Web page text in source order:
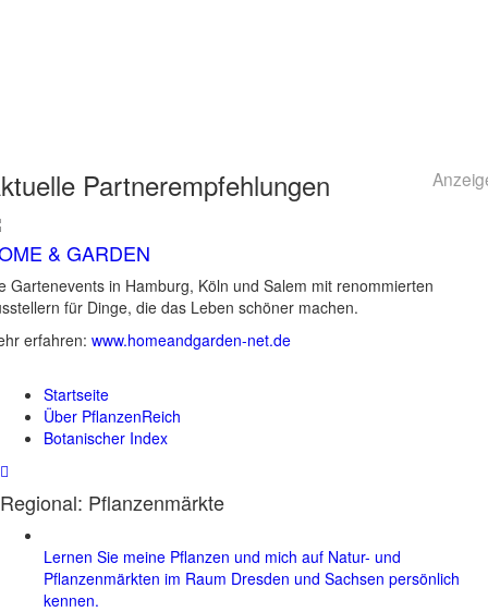
Partnerempfehlungen
& GARDEN
Gartenevents in Hamburg, Köln und Salem mit renommierten
für Dinge, die das Leben schöner machen.
erfahren: www.homeandgarden-net.de
Startseite
Über PflanzenReich
Botanischer Index
Regional: Pflanzenmärkte
Lernen Sie meine Pflanzen und mich auf Natur- und
Pflanzenmärkten im Raum Dresden und Sachsen persönlich
kennen.